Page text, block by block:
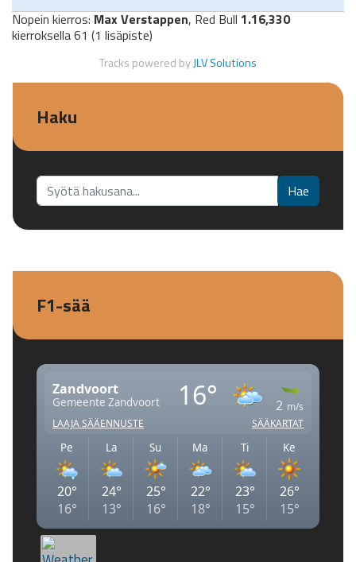
Nopein kierros: Max Verstappen, Red Bull 1.16,330
kierroksella 61 (1 lisäpiste)
Tracks powered byJLV Solutions
Haku
Etsi... Hae
F1-sää